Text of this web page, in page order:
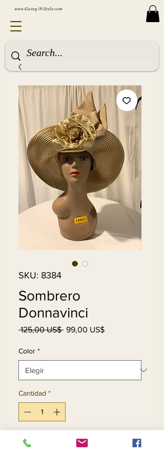
www.Going-N-Style.com
SKU: 8384
Sombrero
Donnavinci
125,00 US$ Precio
99,00 US$Precio
Color *
Cantidad *
Agregar al carrito